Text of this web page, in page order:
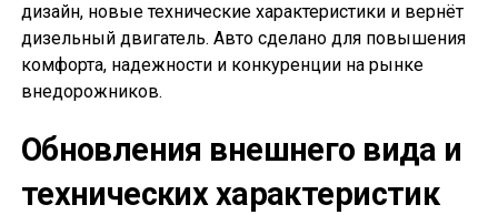
дизайн, новые технические характеристики и вернёт
дизельный двигатель. Авто сделано для повышения
комфорта, надежности и конкуренции на рынке
внедорожников.
Обновления внешнего вида и
технических характеристик